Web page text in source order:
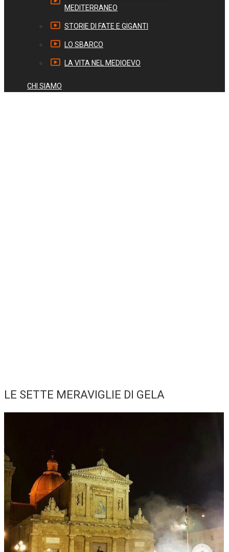
MEDITERRANEO
STORIE DI FATE E GIGANTI
LO SBARCO
LA VITA NEL MEDIOEVO
CHI SIAMO
LE SETTE MERAVIGLIE DI GELA